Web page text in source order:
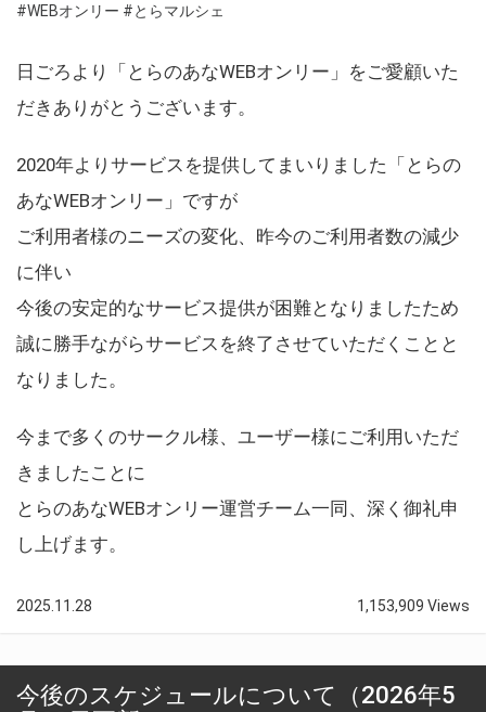
#WEBオンリー #とらマルシェ
日ごろより「とらのあなWEBオンリー」をご愛顧いた
だきありがとうございます。
2020年よりサービスを提供してまいりました「とらの
あなWEBオンリー」ですが
ご利用者様のニーズの変化、昨今のご利用者数の減少
に伴い
今後の安定的なサービス提供が困難となりましたため
誠に勝手ながらサービスを終了させていただくことと
なりました。
今まで多くのサークル様、ユーザー様にご利用いただ
きましたことに
とらのあなWEBオンリー運営チーム一同、深く御礼申
し上げます。
2025.11.28 1,153,909 Views
今後のスケジュールについて（2026年5